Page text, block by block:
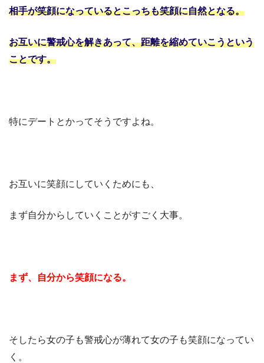
相手が笑顔になっているとこっちも笑顔に自然となる。
お互いに警戒心を解きあって、距離を縮めていこうという
ことです。
特にデートとかってそうですよね。
お互いに笑顔にしていくためにも、
まず自分からしていくことがすごく大事。
まず、自分から笑顔になる。
そしたら女の子も警戒心が薄れて女の子も笑顔になってい
く。